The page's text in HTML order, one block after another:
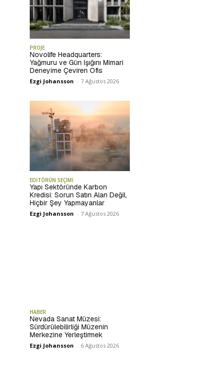
PROJE
Novolife Headquarters:
Yağmuru ve Gün Işığını Mimari
Deneyime Çeviren Ofis
Ezgi Johansson - 7 Ağustos 2026
EDİTÖRÜN SEÇİMİ
Yapı Sektöründe Karbon
Kredisi: Sorun Satın Alan Değil,
Hiçbir Şey Yapmayanlar
Ezgi Johansson - 7 Ağustos 2026
HABER
Nevada Sanat Müzesi:
Sürdürülebilirliği Müzenin
Merkezine Yerleştirmek
Ezgi Johansson - 6 Ağustos 2026